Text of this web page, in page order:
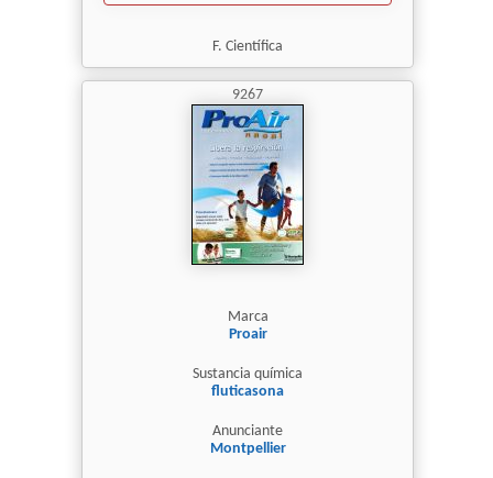
F. Científica
9267
Marca
Proair
Sustancia química
fluticasona
Anunciante
Montpellier